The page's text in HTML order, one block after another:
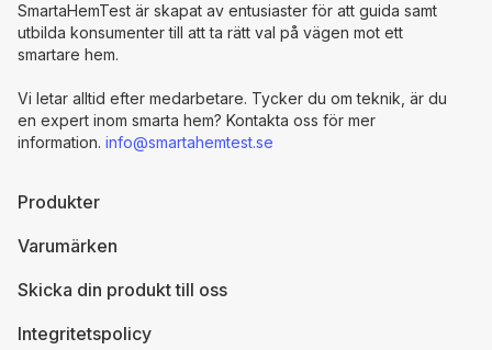
Produkter
Varumärken
Skicka din produkt till oss
Integritetspolicy
SmartaHemTest är skapat av entusiaster för att guida samt
utbilda konsumenter till att ta rätt val på vägen mot ett
smartare hem.
Vi letar alltid efter medarbetare. Tycker du om teknik, är du
en expert inom smarta hem? Kontakta oss för mer
information. info@smartahemtest.se